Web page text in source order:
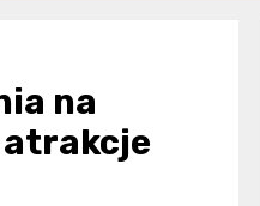
na
atrakcje